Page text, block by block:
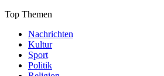
Top Themen
Nachrichten
Kultur
Sport
Politik